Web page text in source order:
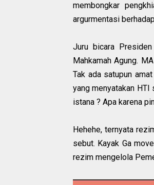
membongkar
argurmentasi
Juru bicara
Mahkamah Agung.
Tak ada satupun
yang menyatakan
istana ? Apa karena
Hehehe, ternyata
sebut. Kayak Ga
rezim mengelola